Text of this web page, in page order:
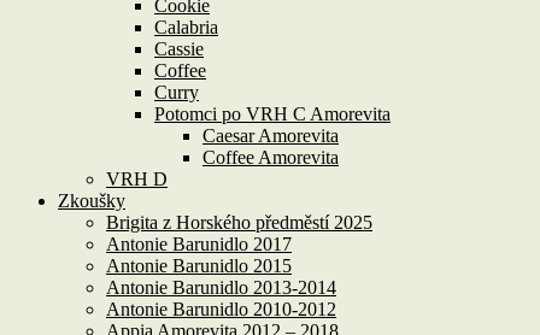
Cookie
Calabria
Cassie
Coffee
Curry
Potomci po VRH C Amorevita
Caesar Amorevita
Coffee Amorevita
VRH D
Zkoušky
Brigita z Horského předměstí 2025
Antonie Barunidlo 2017
Antonie Barunidlo 2015
Antonie Barunidlo 2013-2014
Antonie Barunidlo 2010-2012
Appia Amorevita 2012 – 2018